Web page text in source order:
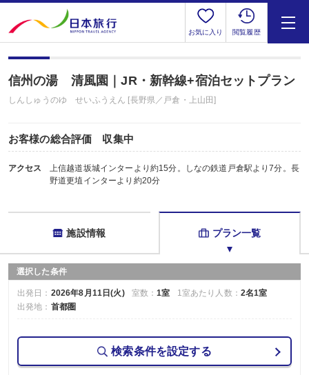
お気に入り 閲覧履歴
信州の湯 清風園｜JR・新幹線+宿泊セットプラン
しんしゅうのゆ せいふうえん [長野県／戸倉・上山田]
お客様の総合評価 収集中
アクセス
上信越道坂城インターより約15分。しなの鉄道戸倉駅より7分。長
野道更埴インターより約20分
施設情報 プラン一覧
選択した条件
出発日： 2026年8月11日(火) 室数：1室 1室あたり人数： 2名1室
出発地： 首都圏
検索条件を設定する